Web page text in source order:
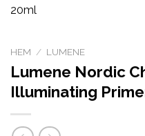
HEM / LUMENE
Lumene Nordic
Illuminating